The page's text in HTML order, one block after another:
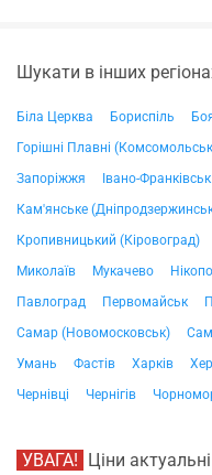
Шукати в інших
Біла Церква Бориспіль
Горішні Плавні
Запоріжжя
Івано-Франківськ
Кам'янське
Кропивницький (Кіровоград)
Миколаїв
Мукачево
Павлоград
Первомайськ
Самар (Новомосковськ)
Умань
Фастів Харків
Чернівці
Чернігів
УВАГА! Ціни